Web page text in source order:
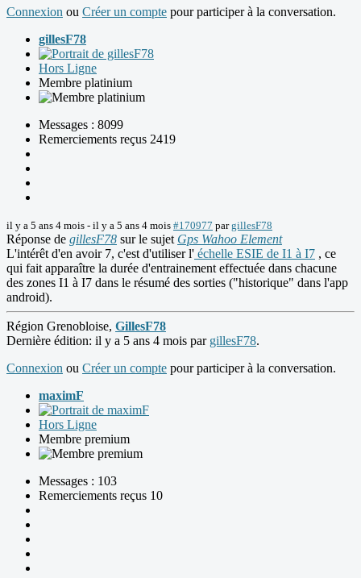
Connexion ou Créer un compte pour participer à la conversation.
gillesF78
Hors Ligne
Membre platinium
Messages : 8099
Remerciements reçus 2419
il y a 5 ans 4 mois - il y a 5 ans 4 mois #170977 pargillesF78
Réponse de gillesF78 sur le sujet Gps Wahoo Element
L'intérêt d'en avoir 7, c'est d'utiliser l' échelle ESIE de I1 à I7 , ce
qui fait apparaître la durée d'entrainement effectuée dans chacune
des zones I1 à I7 dans le résumé des sorties ("historique" dans l'app
android).
Région Grenobloise, GillesF78
Dernière édition: il y a 5 ans 4 mois par gillesF78.
Connexion ou Créer un compte pour participer à la conversation.
maximF
Hors Ligne
Membre premium
Messages : 103
Remerciements reçus 10